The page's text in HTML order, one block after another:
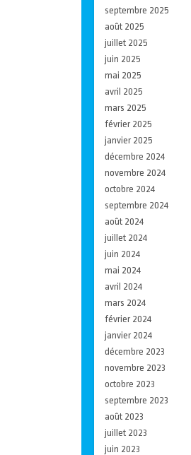
septembre 2025
août 2025
juillet 2025
juin 2025
mai 2025
avril 2025
mars 2025
février 2025
janvier 2025
décembre 2024
novembre 2024
octobre 2024
septembre 2024
août 2024
juillet 2024
juin 2024
mai 2024
avril 2024
mars 2024
février 2024
janvier 2024
décembre 2023
novembre 2023
octobre 2023
septembre 2023
août 2023
juillet 2023
juin 2023